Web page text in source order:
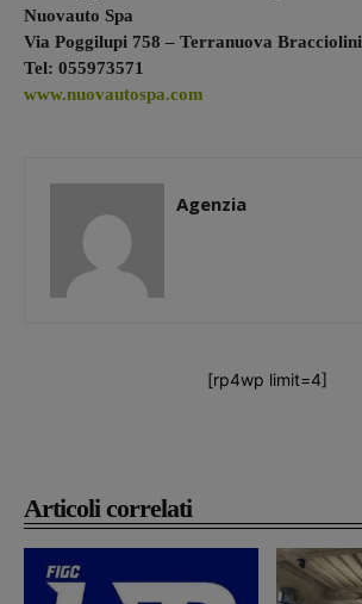
Articoli correlati
Nuovauto Spa
Via Poggilupi 758 – Terranuova Bracciolini
Tel: 055973571
www.nuovautospa.com
Agenzia
[rp4wp limit=4]